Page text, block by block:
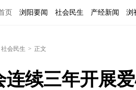
页 浏阳要闻 社会民生 产经新闻 浏
社会民生 > 正文
连续三年开展